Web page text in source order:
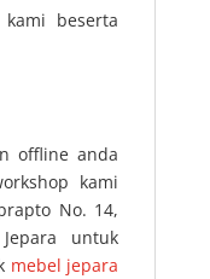
beserta
offline anda
kami
No. 14,
untuk
mebel jepara